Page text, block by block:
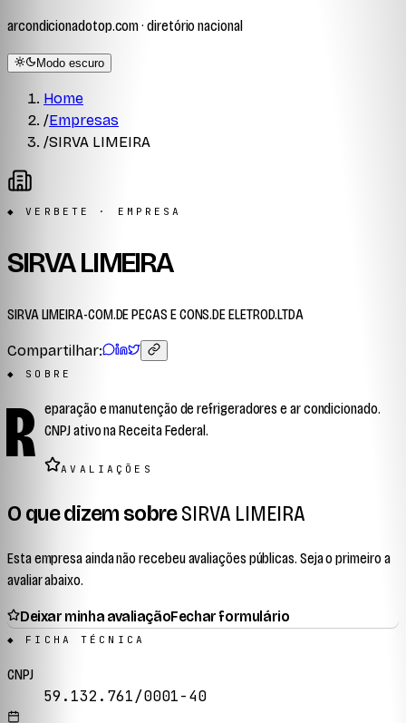
arcondicionadotop.com · diretório nacional
Modo escuro
Home
/Empresas
/SIRVA LIMEIRA
◆ VERBETE · EMPRESA
SIRVA LIMEIRA
SIRVA LIMEIRA-COM.DE PECAS E CONS.DE ELETROD.LTDA
Compartilhar:
◆ SOBRE
R eparação e manutenção de refrigeradores e ar condicionado.
CNPJ ativo na Receita Federal.
AVALIAÇÕES
O que dizem sobreSIRVA LIMEIRA
Esta empresa ainda não recebeu avaliações públicas. Seja o primeiro a
avaliar abaixo.
Deixar minha avaliaçãoFechar formulário
◆ FICHA TÉCNICA
CNPJ
59.132.761/0001-40